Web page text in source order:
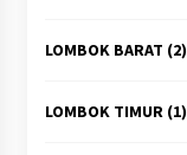
LOMBOK BARAT (2)
LOMBOK TIMUR(1)